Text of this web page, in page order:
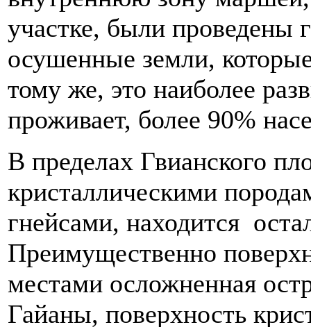
участке, были проведены
осушенные земли,
тому же, это наиболее
проживает, более 90%
В пределах Гвианского
кристаллическими
гнейсами, находится
Преимущественно
местами осложненная
Гайаны, поверхность